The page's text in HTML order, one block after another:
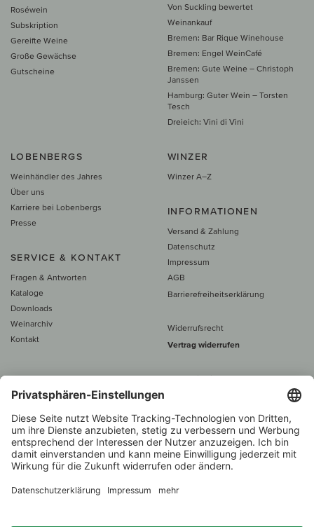
Roséwein
Subskription
Gereifte Weine
Große Gewächse
Gutscheine
Von Suckling bewertet
Weinankauf
Bremen: Bar Rique Winehouse
Bremen: Engel WeinCafé
Bremen: Gute Weine – Christoph
Janssen
Hamburg: Guter Wein – Torsten
Tesch
Dreieich: Vini di Vini
LOBENBERGS
Weinhändler des Jahres
Über uns
Karriere bei Lobenbergs
Presse
SERVICE & KONTAKT
Fragen & Antworten
Kataloge
Downloads
Weinarchiv
Kontakt
WINZER
Winzer A–Z
INFORMATIONEN
Versand & Zahlung
Datenschutz
Impressum
AGB
Barrierefreiheitserklärung
Widerrufsrecht
Vertrag widerrufen
Alle Preise inkl. MwSt., zzgl. 5 €
60 € versand­kosten­
Beratung unter